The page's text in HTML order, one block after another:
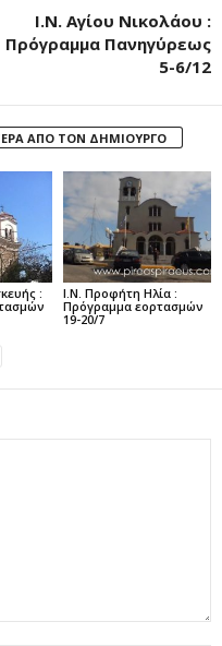
Ι.Ν. Αγίου Νικολάου :
Πρόγραμμα Πανηγύρεως
5-6/12
ΑΠΟ ΤΟΝ ΔΗΜΙΟΥΡΓΟ
:
Ι.Ν. Προφήτη Ηλία :
Πρόγραμμα εορτασμών
19-20/7